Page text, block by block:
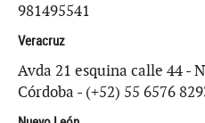
981495541
Veracruz
Avda 21 esquina calle 44 -
Córdoba - (+52) 55 6576